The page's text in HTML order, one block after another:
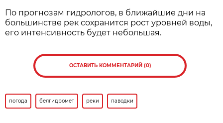
По прогнозам гидрологов, в ближайшие дни на
большинстве рек сохранится рост уровней воды,
его интенсивность будет небольшая.
ОСТАВИТЬ КОММЕНТАРИЙ (0)
погода белгидромет реки паводки